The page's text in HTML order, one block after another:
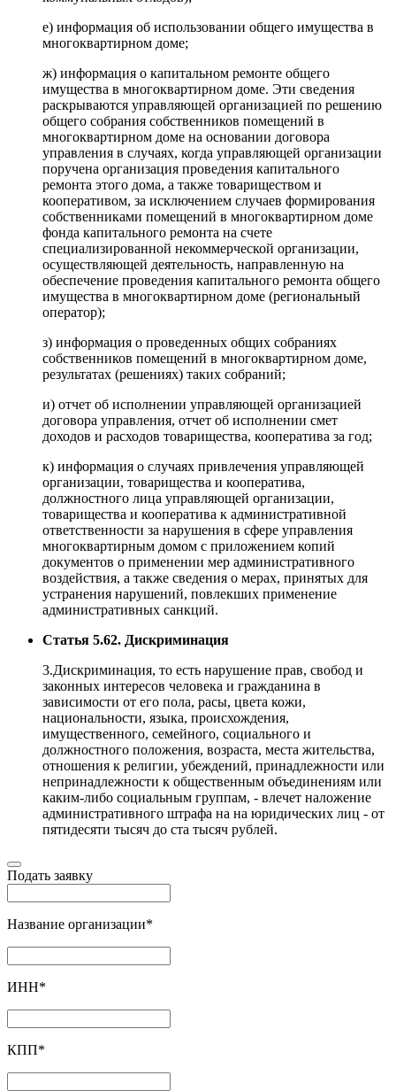
е) информация об использовании общего имущества в
многоквартирном доме;
ж) информация о капитальном ремонте общего
имущества в многоквартирном доме. Эти сведения
раскрываются управляющей организацией по решению
общего собрания собственников помещений в
многоквартирном доме на основании договора
управления в случаях, когда управляющей организации
поручена организация проведения капитального
ремонта этого дома, а также товариществом и
кооперативом, за исключением случаев формирования
собственниками помещений в многоквартирном доме
фонда капитального ремонта на счете
специализированной некоммерческой организации,
осуществляющей деятельность, направленную на
обеспечение проведения капитального ремонта общего
имущества в многоквартирном доме (региональный
оператор);
з) информация о проведенных общих собраниях
собственников помещений в многоквартирном доме,
результатах (решениях) таких собраний;
и) отчет об исполнении управляющей организацией
договора управления, отчет об исполнении смет
доходов и расходов товарищества, кооператива за год;
к) информация о случаях привлечения управляющей
организации, товарищества и кооператива,
должностного лица управляющей организации,
товарищества и кооператива к административной
ответственности за нарушения в сфере управления
многоквартирным домом с приложением копий
документов о применении мер административного
воздействия, а также сведения о мерах, принятых для
устранения нарушений, повлекших применение
административных санкций.
Статья 5.62. Дискриминация
3.Дискриминация, то есть нарушение прав, свобод и
законных интересов человека и гражданина в
зависимости от его пола, расы, цвета кожи,
национальности, языка, происхождения,
имущественного, семейного, социального и
должностного положения, возраста, места жительства,
отношения к религии, убеждений, принадлежности или
непринадлежности к общественным объединениям или
каким-либо социальным группам, - влечет наложение
административного штрафа на на юридических лиц - от
пятидесяти тысяч до ста тысяч рублей.
Подать заявку
Название организации*
ИНН*
КПП*